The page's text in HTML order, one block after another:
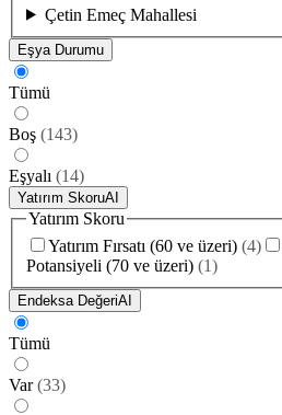
Çetin Emeç Mahallesi
Eşya Durumu
Tümü
Boş (143)
Eşyalı (14)
Yatırım SkoruAI
Yatırım Skoru
Yatırım Fırsatı (60 ve üzeri) (4)
Potansiyeli (70 ve üzeri) (1)
Endeksa DeğeriAI
Tümü
Var (33)